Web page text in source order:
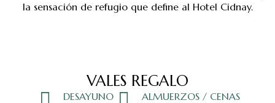
la sensación de refugio que define al Hotel Cidnay.
VALES REGALO
DESAYUNO
ALMUERZOS / CENAS